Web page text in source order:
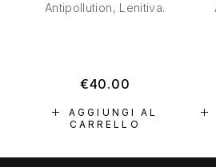
AGGIUNGI AL
CARRELLO
Antipollution, Lenitiva.
€40.00